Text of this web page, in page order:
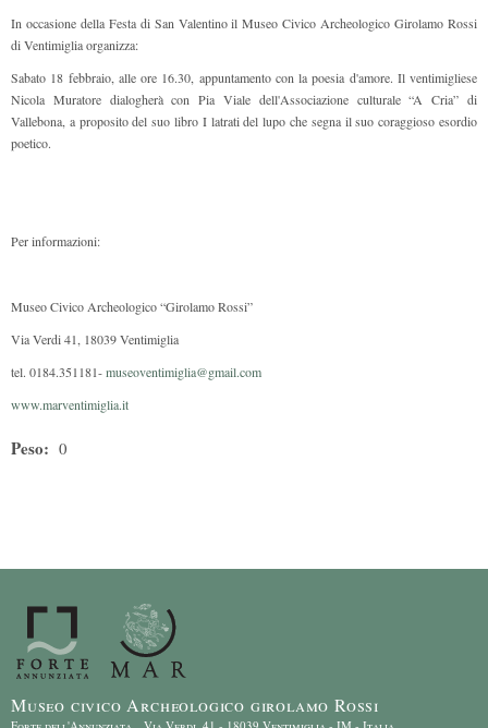
In occasione della Festa di San Valentino il Museo Civico Archeologico Girolamo Rossi
di Ventimiglia organizza:
Sabato 18 febbraio, alle ore 16.30, appuntamento con la poesia d'amore. Il ventimigliese
Nicola Muratore dialogherà con Pia Viale dell'Associazione culturale “A Cria” di
Vallebona, a proposito del suo libro I latrati del lupo che segna il suo coraggioso esordio
poetico.
Per informazioni:
Museo Civico Archeologico “Girolamo Rossi”
Via Verdi 41, 18039 Ventimiglia
tel. 0184.351181-museoventimiglia@gmail.com
www.marventimiglia.it
Peso: 0
Museo civico Archeologico girolamo Rossi